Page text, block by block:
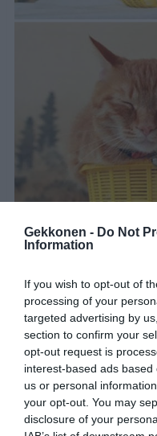
Gekkonen - Do Not
Information
If you wish to opt-out of
processing of your
targeted advertising by
section to confirm your
opt-out request is
interest-based ads
us or personal
your opt-out. You may
disclosure of your